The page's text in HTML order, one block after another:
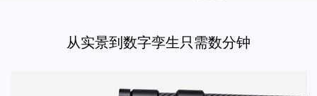
从实景到数字孪生只需数分钟